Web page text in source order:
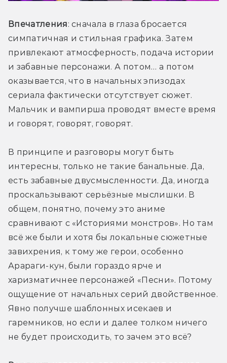
Впечатления: сначала в глаза бросается
симпатичная и стильная графика. Затем
привлекают атмосферность, подача истории
и забавные персонажи. А потом… а потом
оказывается, что в начальных эпизодах
сериала фактически отсутствует сюжет.
Мальчик и вампирша проводят вместе время
и говорят, говорят, говорят.
В принципе и разговоры могут быть
интересны, только не такие банальные. Да,
есть забавные двусмысленности. Да, иногда
проскальзывают серьёзные мыслишки. В
общем, понятно, почему это аниме
сравнивают с «Историями монстров». Но там
всё же были и хотя бы локальные сюжетные
завихрения, к тому же герои, особенно
Арараги-кун, были гораздо ярче и
харизматичнее персонажей «Песни». Потому
ощущение от начальных серий двойственное.
Явно получше шаблонных исекаев и
гаремников, но если и далее толком ничего
не будет происходить, то зачем это всё?